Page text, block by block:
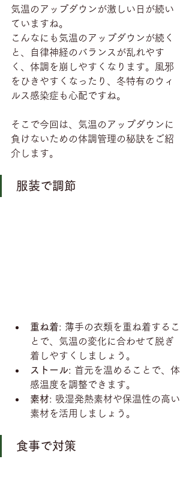
気温のアップダウンが激しい日が続い
ていますね。
こんなにも気温のアップダウンが続く
と、自律神経のバランスが乱れやす
く、体調を崩しやすくなります。風邪
をひきやすくなったり、冬特有のウィ
ルス感染症も心配ですね。
そこで今回は、気温のアップダウンに
負けないための体調管理の秘訣をご紹
介します。
服装で調節
重ね着: 薄手の衣類を重ね着するこ
とで、気温の変化に合わせて脱ぎ
着しやすくしましょう。
ストール: 首元を温めることで、体
感温度を調整できます。
素材: 吸湿発熱素材や保温性の高い
素材を活用しましょう。
食事で対策